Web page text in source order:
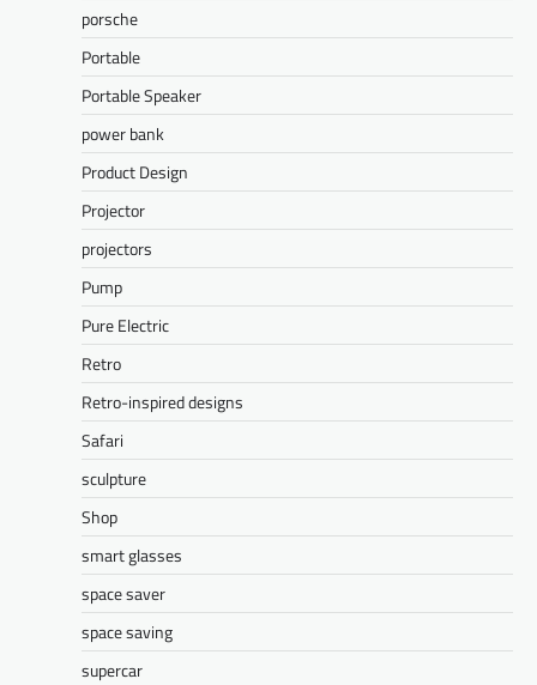
porsche
Portable
Portable Speaker
power bank
Product Design
Projector
projectors
Pump
Pure Electric
Retro
Retro-inspired designs
Safari
sculpture
Shop
smart glasses
space saver
space saving
supercar